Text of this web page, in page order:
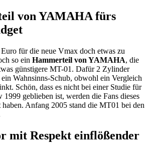
von YAMAHA fürs
für die neue Vmax doch etwas zu
so ein Hammerteil von YAMAHA, die
günstigere MT-01. Dafür 2 Zylinder
Wahnsinns-Schub, obwohl ein Vergleich
Schön, dass es nicht bei einer Studie für
geblieben ist, werden die Fans dieses
Anfang 2005 stand die MT01 bei den
mit Respekt einflößender